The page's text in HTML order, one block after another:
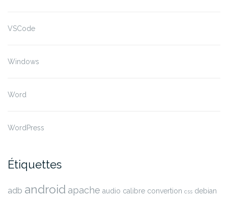
VSCode
Windows
Word
WordPress
Étiquettes
adb android apache audio calibre convertion css debian